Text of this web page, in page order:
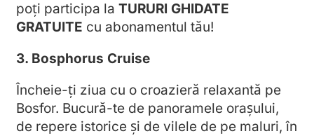
poți participa la TURURI GHIDATE
GRATUITE cu abonamentul tău!
3. Bosphorus Cruise
Încheie-ți ziua cu o croazieră relaxantă pe
Bosfor. Bucură-te de panoramele orașului,
de repere istorice și de vilele de pe maluri, în